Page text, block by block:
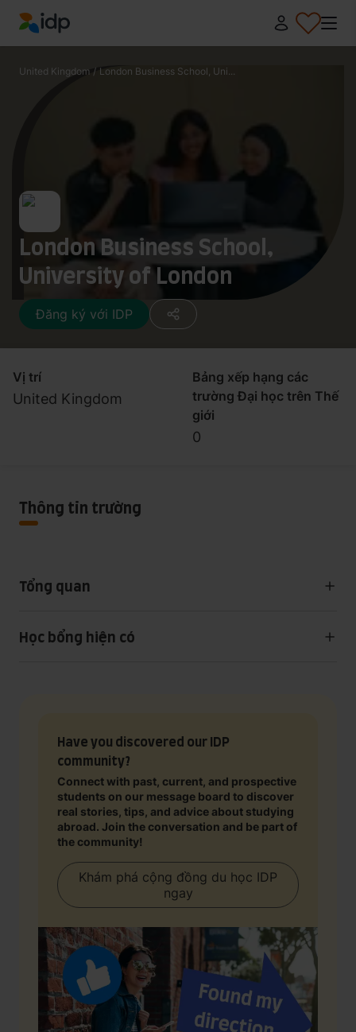
IDP Education
United Kingdom / London Business School, Uni...
London Business School,
University of London
Đăng ký với IDP
Vị trí
United Kingdom
Bảng xếp hạng các
trường Đại học trên Thế
giới
0
Thông tin trường
Tổng quan
Học bổng hiện có
Have you discovered our IDP
community?
Connect with past, current, and prospective
students on our message board to discover
real stories, tips, and advice about studying
abroad. Join the conversation and be part of
the community!
Khám phá cộng đồng du học IDP
ngay